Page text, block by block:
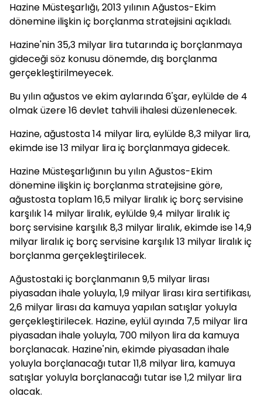
Hazine Müsteşarlığı, 2013 yılının Ağustos-Ekim
dönemine ilişkin iç borçlanma stratejisini açıkladı.
Hazine'nin 35,3 milyar lira tutarında iç borçlanmaya
gideceği söz konusu dönemde, dış borçlanma
gerçekleştirilmeyecek.
Bu yılın ağustos ve ekim aylarında 6'şar, eylülde de 4
olmak üzere 16 devlet tahvili ihalesi düzenlenecek.
Hazine, ağustosta 14 milyar lira, eylülde 8,3 milyar lira,
ekimde ise 13 milyar lira iç borçlanmaya gidecek.
Hazine Müsteşarlığının bu yılın Ağustos-Ekim
dönemine ilişkin iç borçlanma stratejisine göre,
ağustosta toplam 16,5 milyar liralık iç borç servisine
karşılık 14 milyar liralık, eylülde 9,4 milyar liralık iç
borç servisine karşılık 8,3 milyar liralık, ekimde ise 14,9
milyar liralık iç borç servisine karşılık 13 milyar liralık iç
borçlanma gerçekleştirilecek.
Ağustostaki iç borçlanmanın 9,5 milyar lirası
piyasadan ihale yoluyla, 1,9 milyar lirası kira sertifikası,
2,6 milyar lirası da kamuya yapılan satışlar yoluyla
gerçekleştirilecek. Hazine, eylül ayında 7,5 milyar lira
piyasadan ihale yoluyla, 700 milyon lira da kamuya
borçlanacak. Hazine'nin, ekimde piyasadan ihale
yoluyla borçlanacağı tutar 11,8 milyar lira, kamuya
satışlar yoluyla borçlanacağı tutar ise 1,2 milyar lira
olacak.